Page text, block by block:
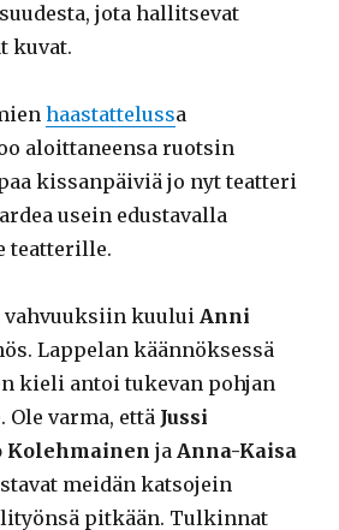
jota hallitsevat
kuvat.
haastattelussa
aloittaneensa ruotsin
kissanpäiviä jo nyt teatteri
usein edustavalla
teatterille.
vahvuuksiin kuuluiAnni
Lappelan käännöksessä
kieli antoi tukevan pohjan
varma, että Jussi
Kolehmainen jaAnna-Kaisa
meidän katsojein
pitkään. Tulkinnat